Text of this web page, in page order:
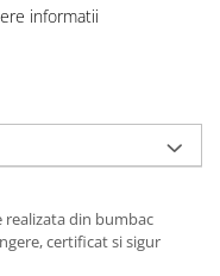
informatii
realizata din bumbac
certificat si sigur